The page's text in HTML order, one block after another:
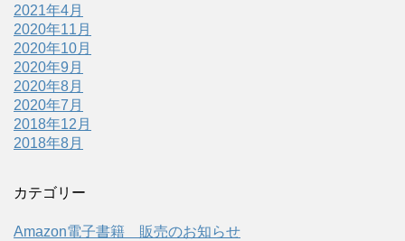
2021年4月
2020年11月
2020年10月
2020年9月
2020年8月
2020年7月
2018年12月
2018年8月
カテゴリー
Amazon電子書籍 販売のお知らせ